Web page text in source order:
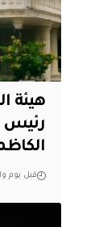
هيئة
رئيس
قبل يوم